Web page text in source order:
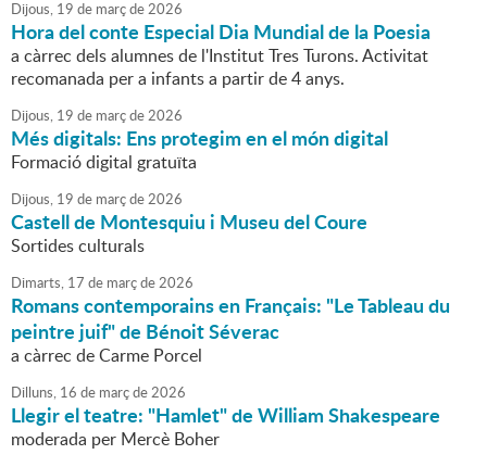
Dijous, 19 de marçde2026
Hora del conte Especial Dia Mundial de la Poesia
a càrrec dels alumnes de l'Institut Tres Turons. Activitat
recomanada per a infants a partir de 4 anys.
Dijous, 19 de marçde2026
Més digitals: Ens protegim en el món digital
Formació digital gratuïta
Dijous, 19 de marçde2026
Castell de Montesquiu i Museu del Coure
Sortides culturals
Dimarts, 17 de marçde2026
Romans contemporains en Français: "Le Tableau du
peintre juif" de Bénoit Séverac
a càrrec de Carme Porcel
Dilluns, 16 de marçde2026
Llegir el teatre: "Hamlet" de William Shakespeare
moderada per Mercè Boher